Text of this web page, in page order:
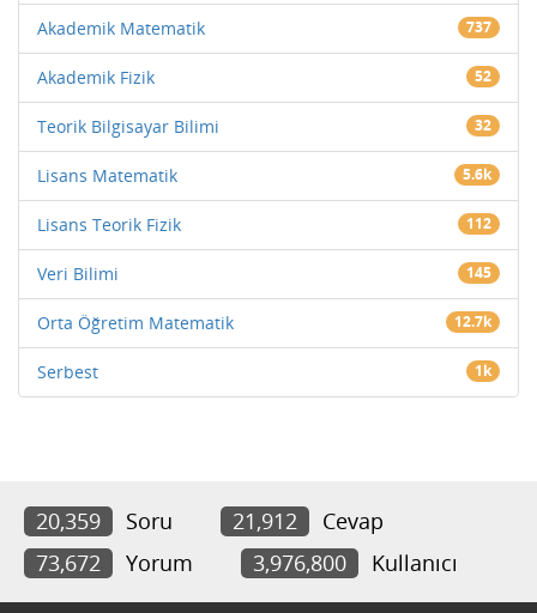
Akademik Matematik 737
Akademik Fizik 52
Teorik Bilgisayar Bilimi 32
Lisans Matematik 5.6k
Lisans Teorik Fizik 112
Veri Bilimi 145
Orta Öğretim Matematik 12.7k
Serbest 1k
20,359 Soru 21,912
Cevap
73,672
Yorum 3,976,800 Kullanıcı